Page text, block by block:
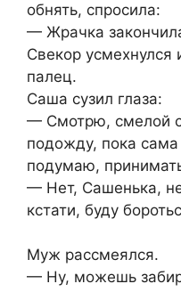
обнять, спросила:
— Жрачка
Свекор усмехнулся
палец.
Саша сузил глаза:
— Смотрю, смелой
подожду, пока
подумаю,
— Нет, Сашенька,
кстати, буду
Муж рассмеялся.
— Ну, можешь